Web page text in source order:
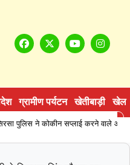
ग्रामीण पर्यटन खेतीबाड़ी खेल
पुलिस ने कोकीन सप्लाई करने वाले आरोपी